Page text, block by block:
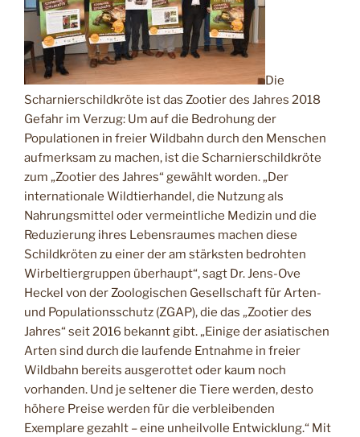
Die
Scharnierschildkröte ist das Zootier des Jahres 2018
Gefahr im Verzug: Um auf die Bedrohung der
Populationen in freier Wildbahn durch den Menschen
aufmerksam zu machen, ist die Scharnierschildkröte
zum „Zootier des Jahres“ gewählt worden. „Der
internationale Wildtierhandel, die Nutzung als
Nahrungsmittel oder vermeintliche Medizin und die
Reduzierung ihres Lebensraumes machen diese
Schildkröten zu einer der am stärksten bedrohten
Wirbeltiergruppen überhaupt“, sagt Dr. Jens-Ove
Heckel von der Zoologischen Gesellschaft für Arten-
und Populationsschutz (ZGAP), die das „Zootier des
Jahres“ seit 2016 bekannt gibt.„Einige der asiatischen
Arten sind durch die laufende Entnahme in freier
Wildbahn bereits ausgerottet oder kaum noch
vorhanden. Und je seltener die Tiere werden, desto
höhere Preise werden für die verbleibenden
Exemplare gezahlt – eine unheilvolle Entwicklung.“ Mit